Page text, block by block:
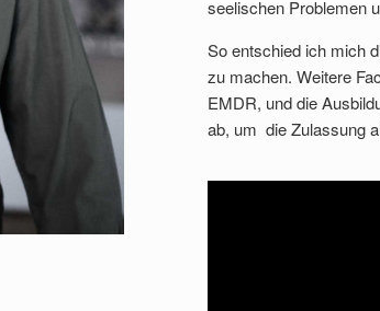
seelischen Problemen
So entschied ich mich
zu machen. Weitere
EMDR, und die
ab, um die Zulassung